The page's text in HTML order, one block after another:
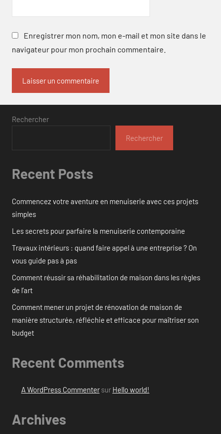
Enregistrer mon nom, mon e-mail et mon site dans le
navigateur pour mon prochain commentaire.
Rechercher
Rechercher
Recent Posts
Commencez votre aventure en menuiserie avec ces projets
simples
Les secrets pour parfaire la menuiserie contemporaine
Travaux intérieurs : quand faire appel à une entreprise ? On
vous guide pas à pas
Comment réussir sa réhabilitation de maison dans les règles
de l’art
Comment mener un projet de rénovation de maison de
manière structurée, réfléchie et efficace pour maîtriser son
budget
Recent Comments
A WordPress Commentersur Hello world!
Archives